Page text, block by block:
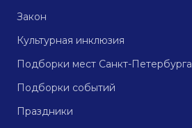
Закон
Культурная инклюзия
Подборки мест Санкт-Петербурга
Подборки событий
Праздники